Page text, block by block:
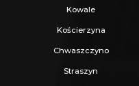
Kowale
Kościerzyna
Chwaszczyno
Straszyn